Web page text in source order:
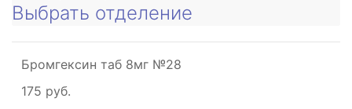
Выбрать отделение
Бромгексин таб 8мг №28
175 руб.